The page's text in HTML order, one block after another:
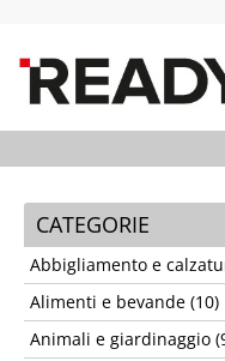
CATEGORIE
Abbigliamento e
Alimenti e bevande (10)
Animali e giardinaggio